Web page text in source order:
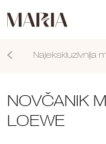
Najekskluzivnija
NOVČANIK M
LOEWE